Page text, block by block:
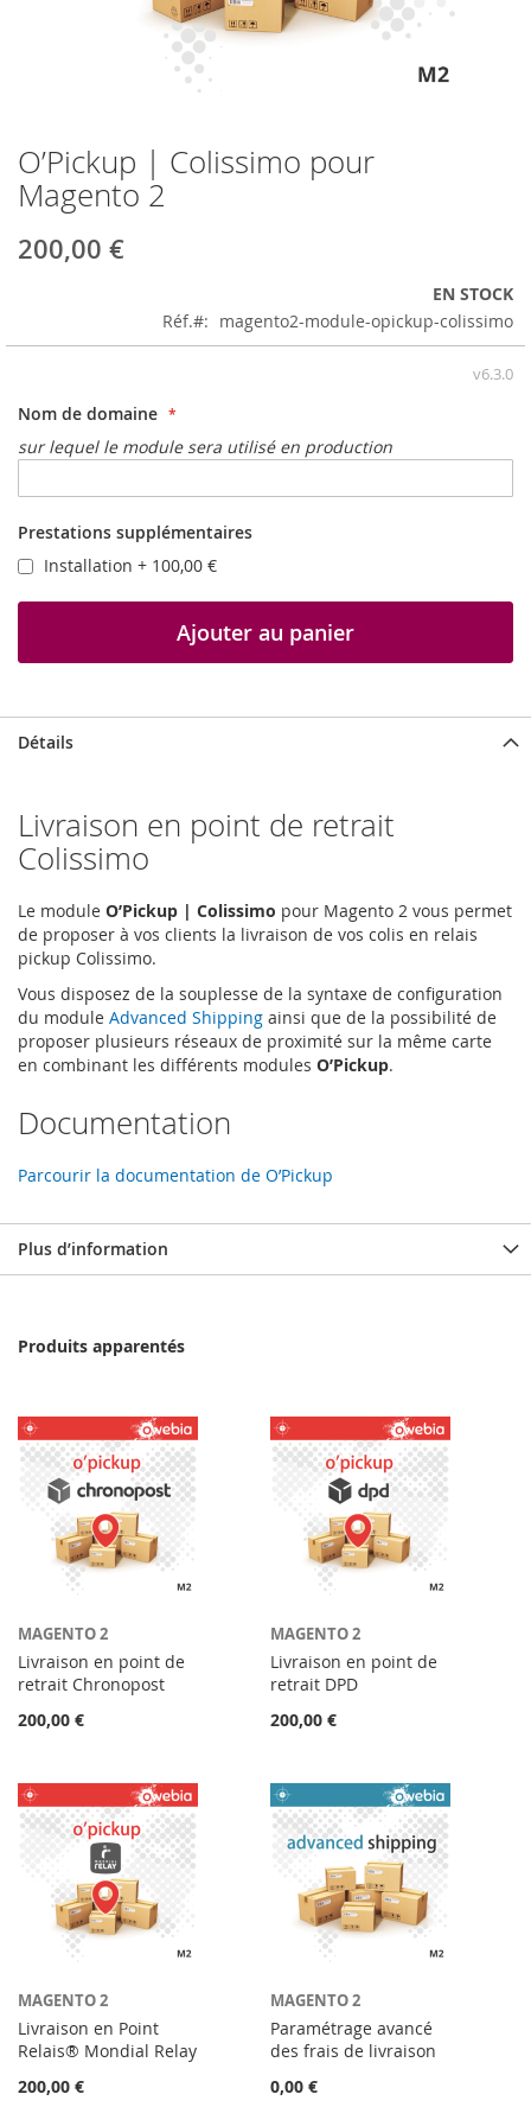
Skip
to
the
of
O’Pickup | Colissimo pour
Magento 2
200,00 €
EN STOCK
Réf.
magento2-module-opickup-colissimo
v6.3.0
Nom de domaine
sur lequel le module sera utilisé en production
Prestations supplémentaires
Installation + 100,00 €
Ajouter au panier
Détails
Livraison en point de retrait
Colissimo
Le module O’Pickup | Colissimo pour Magento 2 vous permet
de proposer à vos clients la livraison de vos colis en relais
pickup Colissimo.
Vous disposez de la souplesse de la syntaxe de configuration
du module Advanced Shipping ainsi que de la possibilité de
proposer plusieurs réseaux de proximité sur la même carte
en combinant les différents modules O’Pickup.
Documentation
Parcourir la documentation de O’Pickup
Plus d’information
Produits apparentés
MAGENTO 2
Livraison en point de
retrait Chronopost
200,00 €
MAGENTO 2
Livraison en point de
retrait DPD
200,00 €
MAGENTO 2
Livraison en Point
Relais® Mondial Relay
200,00 €
MAGENTO 2
Paramétrage avancé
des frais de livraison
0,00 €